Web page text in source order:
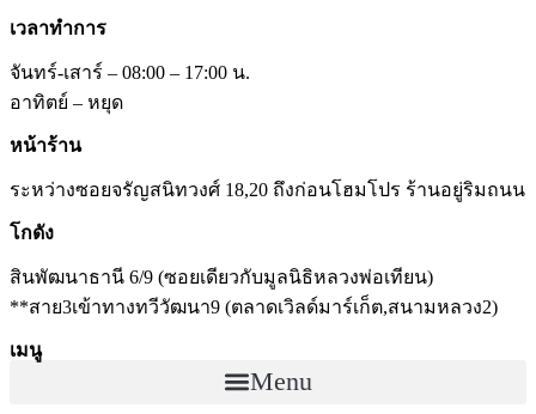
เวลาทำการ
จันทร์-เสาร์ – 08:00 – 17:00 น.
อาทิตย์ – หยุด
หน้าร้าน
ระหว่างซอยจรัญสนิทวงศ์ 18,20 ถึงก่อนโฮมโปร ร้านอยู่ริมถนน
โกดัง
สินพัฒนาธานี 6/9 (ซอยเดียวกับมูลนิธิหลวงพ่อเทียน)
**สาย3เข้าทางทวีวัฒนา9 (ตลาดเวิลด์มาร์เก็ต,สนามหลวง2)
เมนู
Menu